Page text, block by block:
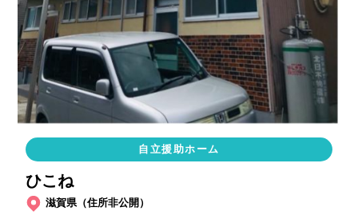
自立援助ホーム
ひこね
滋賀県（住所非公開）